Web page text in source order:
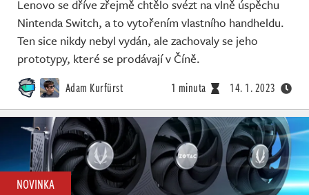
Lenovo se dříve zřejmě chtělo svézt na vlně úspěchu
Nintenda Switch, a to vytořením vlastního handheldu.
Ten sice nikdy nebyl vydán, ale zachovaly se jeho
prototypy, které se prodávají v Číně.
Adam Kurfürst 1 minuta 14. 1. 2023
NOVINKA